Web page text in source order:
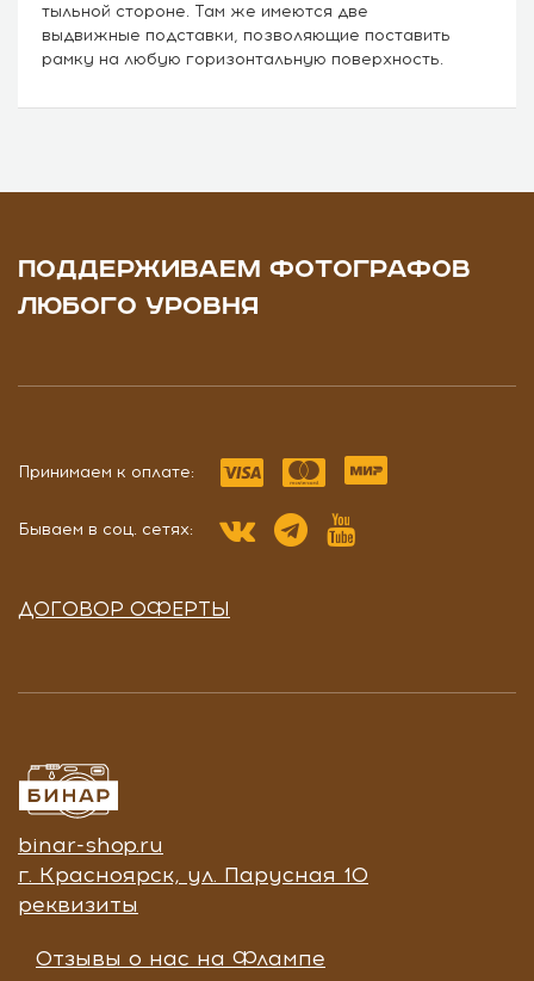
тыльной стороне. Там же имеются две
выдвижные подставки, позволяющие поставить
рамку на любую горизонтальную поверхность.
ПОДДЕРЖИВАЕМ ФОТОГРАФОВ
ЛЮБОГО УРОВНЯ
Принимаем к оплате:
Бываем в соц. сетях:
ДОГОВОР ОФЕРТЫ
binar-shop.ru
г. Красноярск, ул. Парусная 10
реквизиты
Отзывы о нас на Флампе